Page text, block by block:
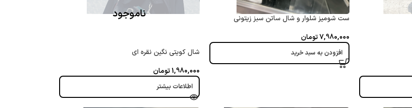
ست شومیز شلوار و شال ساتن سبز زیتونی
7,980,000تومان
افزودن به سبد خرید
ناموجود
شال کویتی نگین نقره ای
1,980,000تومان
اطلاعات بیشتر